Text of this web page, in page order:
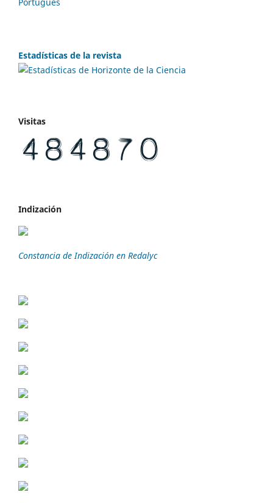
Português
Estadísticas de la revista
Visitas
Indización
Constancia de Indización en Redalyc